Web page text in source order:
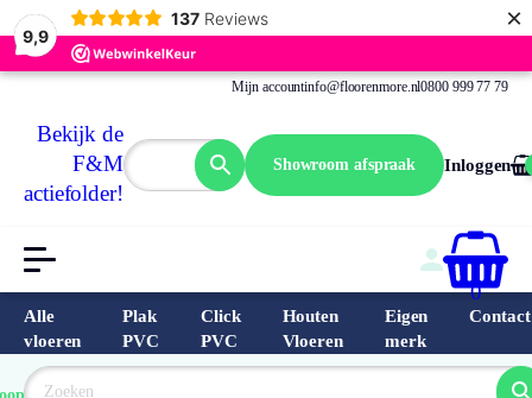
9,9
137 Reviews ×
Mijn accountinfo@floorenmore.nl0800 999 77 79
Bekijk de
F&M
actiefolder!
Showroom afspraak Inloggen
0
Alle
vloeren
Plak
PVC
Click
PVC
Houten
Vloeren
Eigen
merk
Contact
van